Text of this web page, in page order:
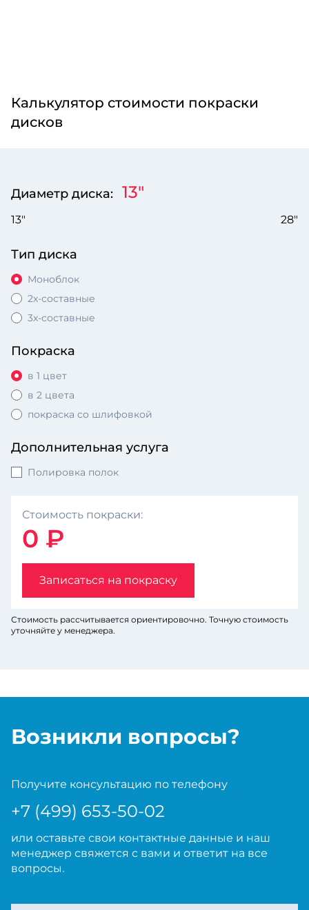
Калькулятор стоимости покраски
дисков
Диаметр диска: 13"
13" 28"
Тип диска
Моноблок
2х-составные
3х-составные
Покраска
в 1 цвет
в 2 цвета
покраска со шлифовкой
Дополнительная услуга
Полировка полок
Стоимость покраски:
0 ₽
Записаться на покраску
Стоимость рассчитывается ориентировочно. Точную стоимость
уточняйте у менеджера.
Возникли вопросы?
Получите консультацию по телефону
+7 (499) 653-50-02
или оставьте свои контактные данные и наш
менеджер свяжется с вами и ответит на все
вопросы.